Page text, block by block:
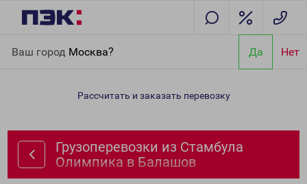
Ваш город Москва? Да Нет
Олимпика в Балашов
Рассчитать и заказать перевозку
Грузоперевозки из Стамбула
Олимпика в Балашов